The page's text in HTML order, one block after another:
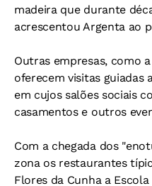
madeira que durante
acrescentou Argenta ao
Outras empresas, como
oferecem visitas guiadas
em cujos salões sociais
casamentos e outros
Com a chegada dos
zona os restaurantes
Flores da Cunha a